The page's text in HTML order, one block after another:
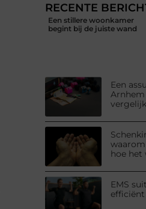
RECENTE
Een stillere woonkamer
begint bij de juiste wand
Een
hoe het
EMS
efficiënt